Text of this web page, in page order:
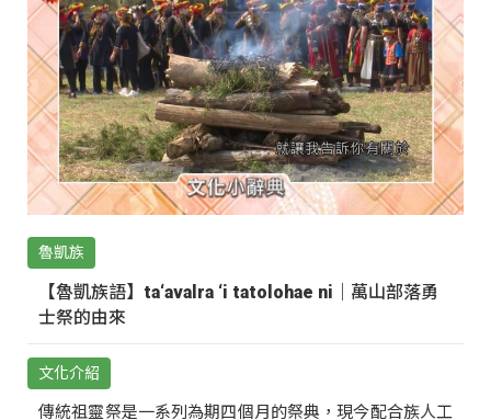
魯凱族
【魯凱族語】ta‘avalra ‘i tatolohae ni｜萬山部落勇
士祭的由來
文化介紹
傳統祖靈祭是一系列為期四個月的祭典，現今配合族人工